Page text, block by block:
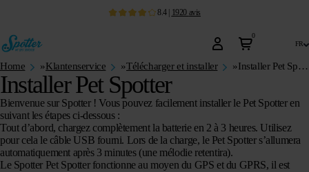
8.4| 1920 avis
0
fr
Home »Klantenservice »Télécharger et installer » Installer Pet Spotter
Installer Pet Spotter
Bienvenue sur Spotter ! Vous pouvez facilement installer le Pet Spotter en
suivant les étapes ci-dessous :
Tout d’abord, chargez complètement la batterie en 2 à 3 heures. Utilisez
pour cela le câble USB fourni. Lors de la charge, le Pet Spotter s’allumera
automatiquement après 3 minutes (une mélodie retentira).
Le Spotter Pet Spotter fonctionne au moyen du GPS et du GPRS, il est